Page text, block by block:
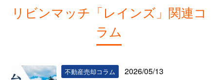
リビンマッチ「レインズ」関連コ
ラム
不動産売却コラム 2026/05/13